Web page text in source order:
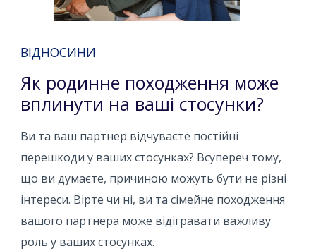
ВІДНОСИНИ
Як родинне походження може
вплинути на ваші стосунки?
Ви та ваш партнер відчуваєте постійні
перешкоди у ваших стосунках? Всупереч тому,
що ви думаєте, причиною можуть бути не різні
інтереси. Вірте чи ні, ви та сімейне походження
вашого партнера може відігравати важливу
роль у ваших стосунках.